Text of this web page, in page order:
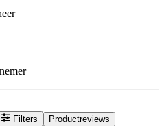
Filters Productreviews